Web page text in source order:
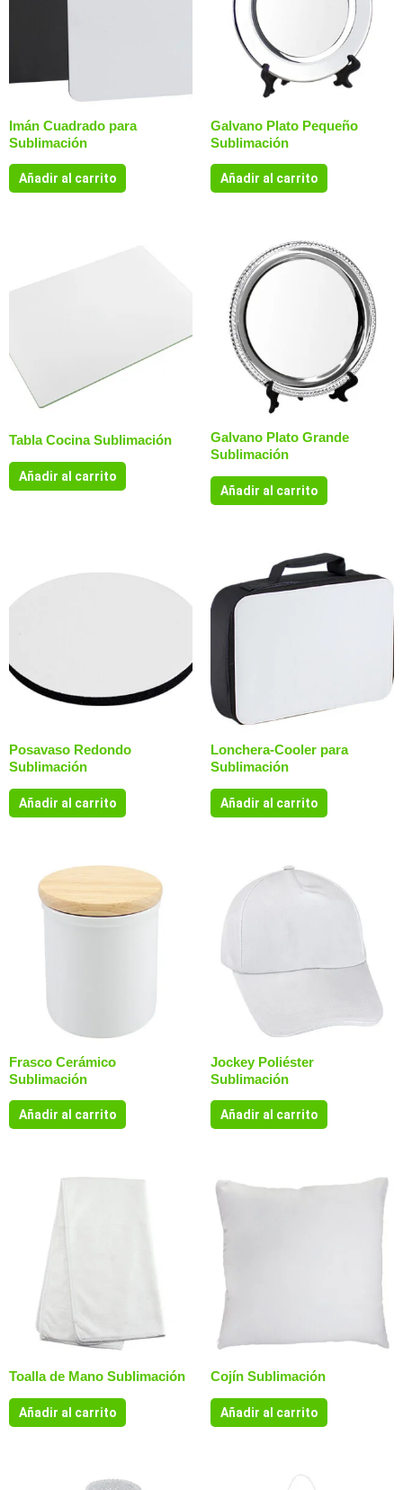
Imán Cuadrado para
Sublimación
Añadir al carrito
Galvano Plato Pequeño
Sublimación
Añadir al carrito
Tabla Cocina Sublimación
Añadir al carrito
Galvano Plato Grande
Sublimación
Añadir al carrito
Posavaso Redondo
Sublimación
Añadir al carrito
Lonchera-Cooler para
Sublimación
Añadir al carrito
Frasco Cerámico
Sublimación
Añadir al carrito
Jockey Poliéster
Sublimación
Añadir al carrito
Toalla de Mano Sublimación
Añadir al carrito
Cojín Sublimación
Añadir al carrito